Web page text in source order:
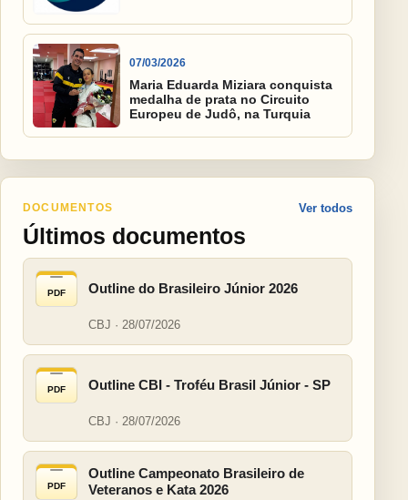
07/03/2026
Maria Eduarda Miziara conquista
medalha de prata no Circuito
Europeu de Judô, na Turquia
DOCUMENTOS
Últimos documentos
Ver todos
PDF Outline do Brasileiro Júnior 2026
CBJ · 28/07/2026
PDF Outline CBI - Troféu Brasil Júnior - SP
CBJ · 28/07/2026
PDF
Outline Campeonato Brasileiro de
Veteranos e Kata 2026